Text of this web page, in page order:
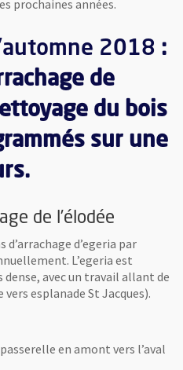
prochaines années.
2018 :
de
du bois
sur une
de l’élodée
d’egeria par
L’egeria est
avec un travail allant de
esplanade St Jacques).
en amont vers l’aval